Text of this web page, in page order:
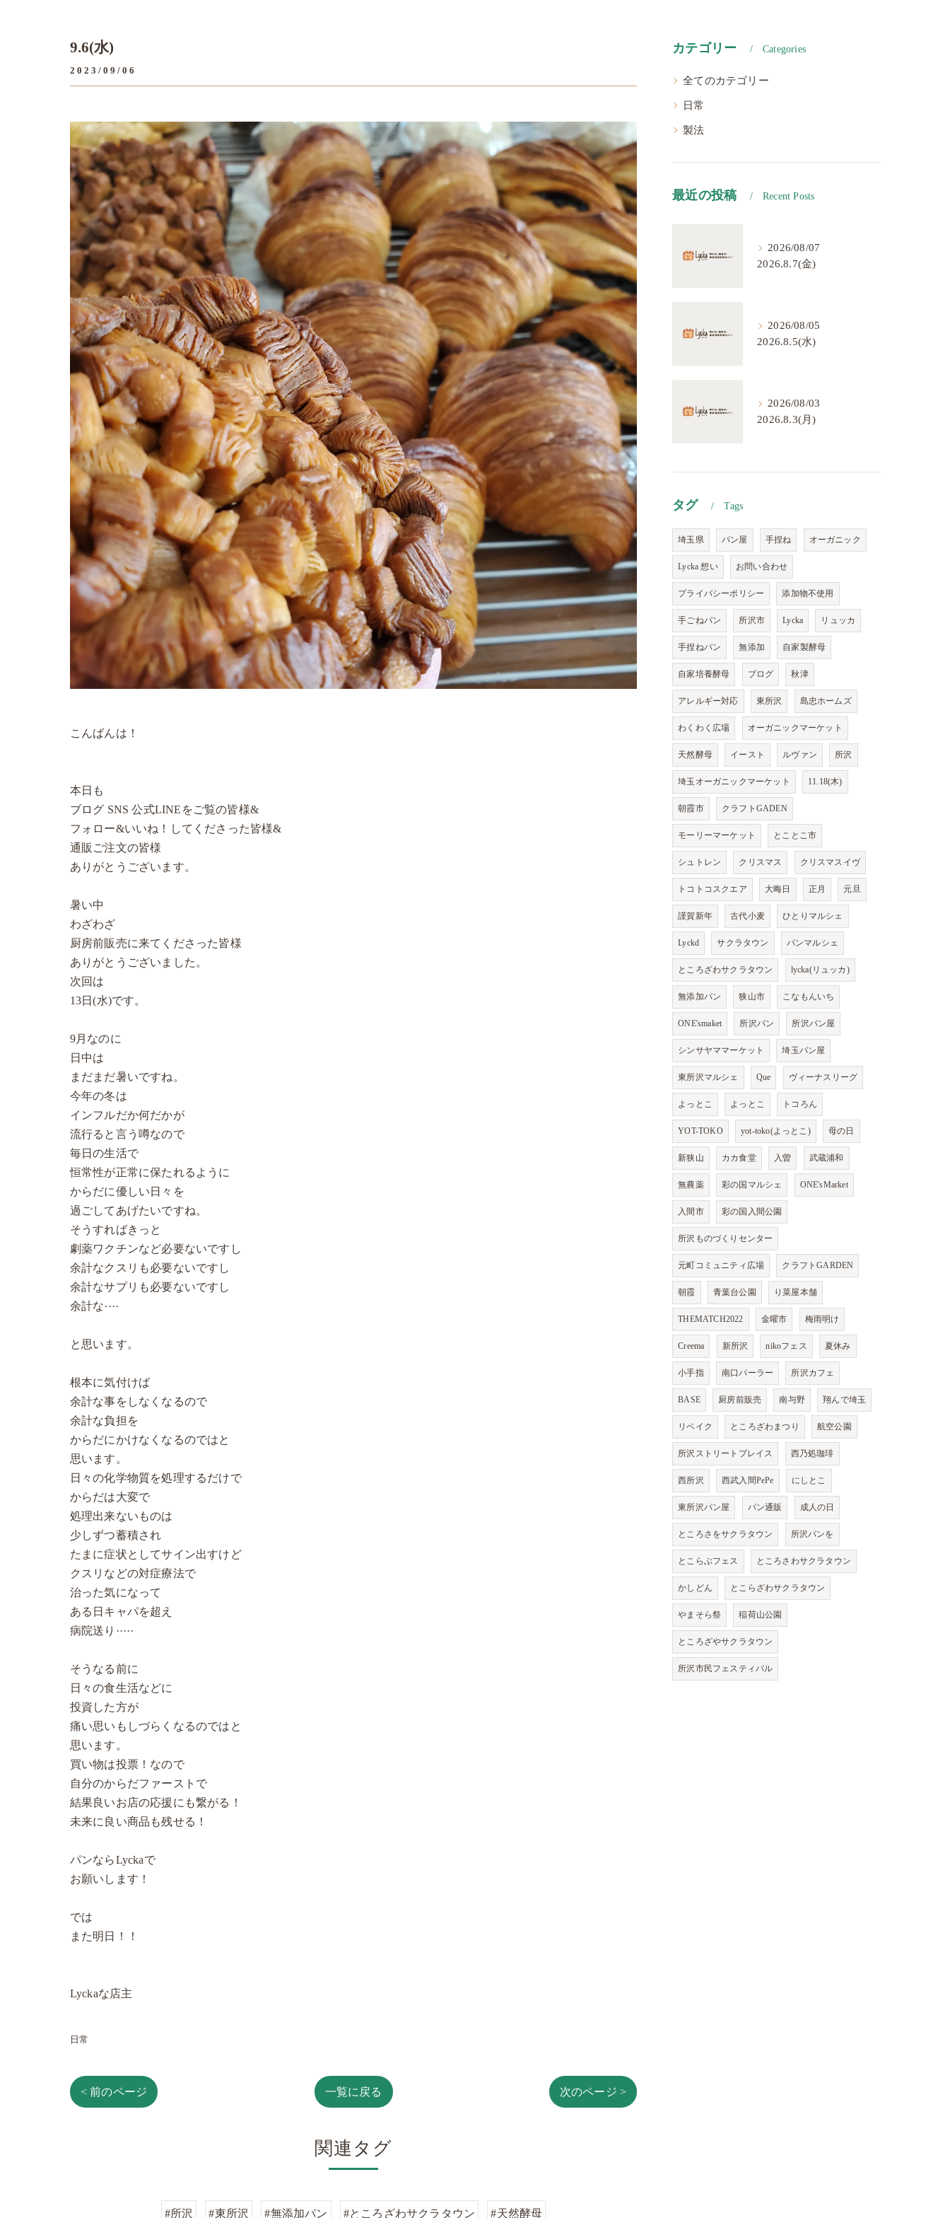
9.6(水)
2023/09/06
こんばんは！
本日も
ブログ SNS 公式LINEをご覧の皆様&
フォロー&いいね！してくださった皆様&
通販ご注文の皆様
ありがとうございます。
暑い中
わざわざ
厨房前販売に来てくださった皆様
ありがとうございました。
次回は
13日(水)です。
9月なのに
日中は
まだまだ暑いですね。
今年の冬は
インフルだか何だかが
流行ると言う噂なので
毎日の生活で
恒常性が正常に保たれるように
からだに優しい日々を
過ごしてあげたいですね。
そうすればきっと
劇薬ワクチンなど必要ないですし
余計なクスリも必要ないですし
余計なサプリも必要ないですし
余計な····
と思います。
根本に気付けば
余計な事をしなくなるので
余計な負担を
からだにかけなくなるのではと
思います。
日々の化学物質を処理するだけで
からだは大変で
処理出来ないものは
少しずつ蓄積され
たまに症状としてサイン出すけど
クスリなどの対症療法で
治った気になって
ある日キャパを超え
病院送り·····
そうなる前に
日々の食生活などに
投資した方が
痛い思いもしづらくなるのではと
思います。
買い物は投票！なので
自分のからだファーストで
結果良いお店の応援にも繋がる！
未来に良い商品も残せる！
パンならLyckaで
お願いします！
では
また明日！！
Lyckaな店主
日常
< 前のページ 一覧に戻る 次のページ >
関連タグ
#所沢 #東所沢 #無添加パン #ところざわサクラタウン #天然酵母
カテゴリー Categories
全てのカテゴリー
日常
製法
最近の投稿 Recent Posts
2026/08/07
2026.8.7(金)
2026/08/05
2026.8.5(水)
2026/08/03
2026.8.3(月)
タグ Tags
埼玉県 パン屋 手捏ね オーガニック
Lycka 想い お問い合わせ
プライバシーポリシー 添加物不使用
手ごねパン 所沢市 Lycka リュッカ
手捏ねパン 無添加 自家製酵母
自家培養酵母 ブログ 秋津
アレルギー対応 東所沢 島忠ホームズ
わくわく広場 オーガニックマーケット
天然酵母 イースト ルヴァン 所沢
埼玉オーガニックマーケット 11.18(木)
朝霞市 クラフトGADEN
モーリーマーケット とことこ市
シュトレン クリスマス クリスマスイヴ
トコトコスクエア 大晦日 正月 元旦
謹賀新年 古代小麦 ひとりマルシェ
Lyckd サクラタウン パンマルシェ
ところざわサクラタウン lycka(リュッカ)
無添加パン 狭山市 こなもんいち
ONE'smaket 所沢パン 所沢パン屋
シンサヤママーケット 埼玉パン屋
東所沢マルシェ Que ヴィーナスリーグ
よっとこ よっとこ トコろん
YOT-TOKO yot-toko(よっとこ) 母の日
新狭山 カカ食堂 入曽 武蔵浦和
無農薬 彩の国マルシェ ONE'sMarket
入間市 彩の国入間公園
所沢ものづくりセンター
元町コミュニティ広場 クラフトGARDEN
朝霞 青葉台公園 り菜屋本舗
THEMATCH2022 金曜市 梅雨明け
Creema 新所沢 nikoフェス 夏休み
小手指 南口パーラー 所沢カフェ
BASE 厨房前販売 南与野 翔んで埼玉
リベイク ところざわまつり 航空公園
所沢ストリートプレイス 西乃処珈琲
西所沢 西武入間PePe にしとこ
東所沢パン屋 パン通販 成人の日
ところさをサクラタウン 所沢パンを
とこらぶフェス ところさわサクラタウン
かしどん とこらざわサクラタウン
やまそら祭 稲荷山公園
ところざやサクラタウン
所沢市民フェスティバル